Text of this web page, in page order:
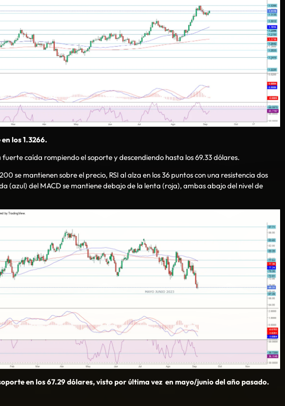
los 1.3266.
fuerte caída rompiendo el soporte y descendiendo hasta los 69.33 dólares.
se mantienen sobre el precio, RSI al alza en los 36 puntos con una resistencia dos
(azul) del MACD se mantiene debajo de la lenta (roja), ambas abajo del nivel de
en los 67.29 dólares, visto por última vez en mayo/junio del año pasado.